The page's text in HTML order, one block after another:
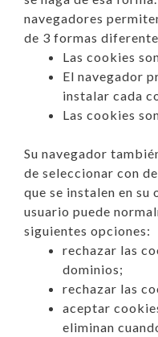
navegadores
de 3 formas
Las cookies
El navegador
instalar cada
Las cookies
Su navegador
de seleccionar con
que se instalen en su
usuario puede
siguientes opciones:
rechazar las
dominios;
rechazar las
aceptar
eliminan